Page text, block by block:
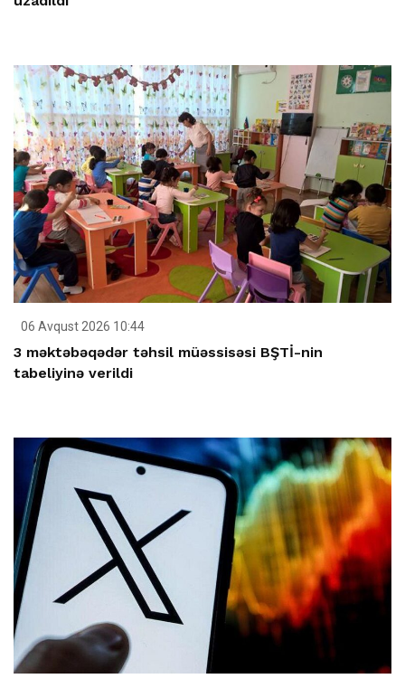
06 Avqust 2026 10:44
3 məktəbəqədər təhsil müəssisəsi BŞTİ-nin
tabeliyinə verildi